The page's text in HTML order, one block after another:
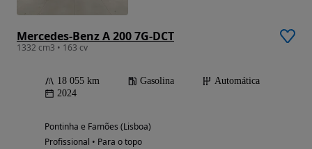
Mercedes-Benz A 200 7G-DCT
1332 cm3 • 163 cv
18 055 km Gasolina
Automática
2024
Pontinha e Famões (Lisboa)
Profissional • Para o topo